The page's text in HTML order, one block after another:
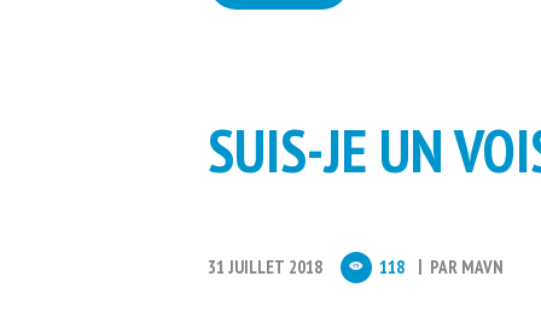
SUIS-JE UN
31 JUILLET 2018 118 PAR MAVN